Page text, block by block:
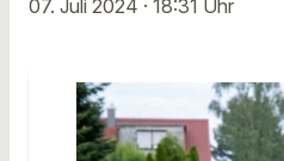
07. Juli 2024 · 18:31 Uhr